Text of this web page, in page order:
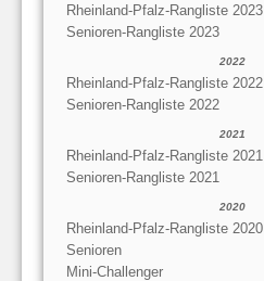
Rheinland-Pfalz-Rangliste 2023
Senioren-Rangliste 2023
2022
Rheinland-Pfalz-Rangliste 2022
Senioren-Rangliste 2022
2021
Rheinland-Pfalz-Rangliste 2021
Senioren-Rangliste 2021
2020
Rheinland-Pfalz-Rangliste 2020
Senioren
Mini-Challenger